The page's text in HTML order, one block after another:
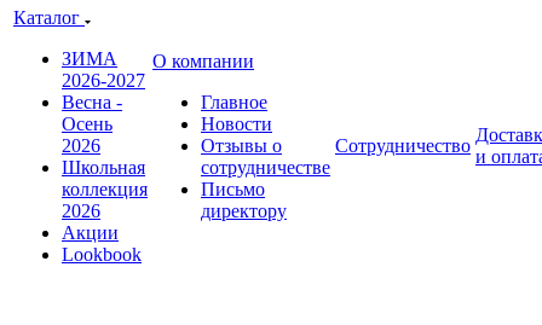
Каталог
ЗИМА
2026-2027
Весна -
Осень
2026
Школьная
коллекция
2026
Акции
Lookbook
О компании
Главное
Новости
Отзывы о
сотрудничестве
Письмо
директору
Сотрудничество
и